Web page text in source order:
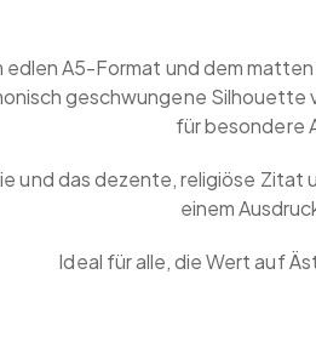
A5-Format und dem
geschwungene
für besondere
und das dezente, religiöse
einem
Ideal für alle, die Wert auf